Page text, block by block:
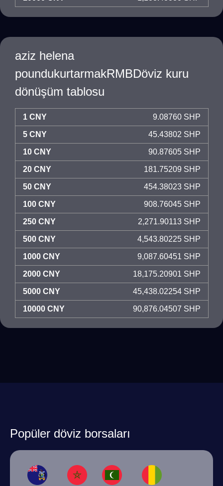
aziz helena
poundukurtarmakRMBDöviz kuru
dönüşüm tablosu
1 CNY 9.08760 SHP
5 CNY 45.43802 SHP
10 CNY 90.87605 SHP
20 CNY 181.75209 SHP
50 CNY 454.38023 SHP
100 CNY 908.76045 SHP
250 CNY 2,271.90113 SHP
500 CNY 4,543.80225 SHP
1000 CNY 9,087.60451 SHP
2000 CNY 18,175.20901 SHP
5000 CNY 45,438.02254 SHP
10000 CNY 90,876.04507 SHP
Popüler döviz borsaları